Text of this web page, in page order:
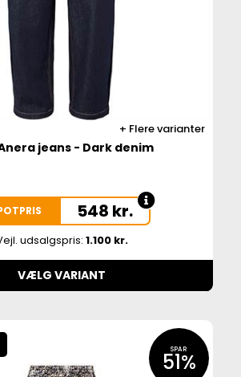
Flere varianter
jeans - Dark denim
548 kr.
udsalgspris: 1.100 kr.
VÆLG VARIANT
SPAR
51%